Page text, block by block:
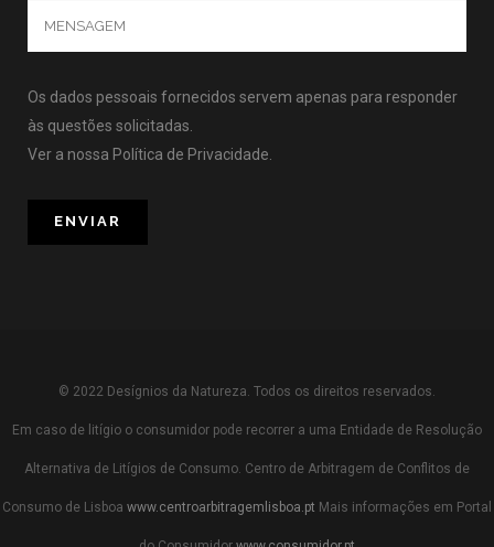
Os dados pessoais fornecidos servem apenas para responder
às questões solicitadas.
Ver a nossa Política de Privacidade
© 2022 Desígnios da Natureza. Todos os direitos reservados.
Em caso de litígio o consumidor pode recorrer a uma Entidade de Resolução
Alternativa de Litígios de Consumo. Centro de Arbitragem de Conflitos de
Consumo de Lisboa www.centroarbitragemlisboa.pt Mais informações em Portal